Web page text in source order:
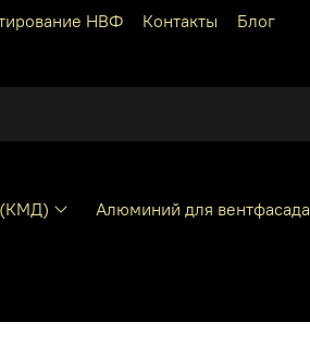
НВФ Контакты Блог
(КМД) Алюминий для вентфасада